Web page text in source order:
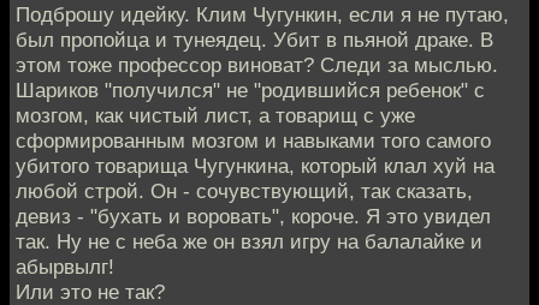
Подброшу идейку. Клим Чугункин, если я не путаю,
был пропойца и тунеядец. Убит в пьяной драке. В
этом тоже профессор виноват? Следи за мыслью.
Шариков "получился" не "родившийся ребенок" с
мозгом, как чистый лист, а товарищ с уже
сформированным мозгом и навыками того самого
убитого товарища Чугункина, который клал хуй на
любой строй. Он - сочувствующий, так сказать,
девиз - "бухать и воровать", короче. Я это увидел
так. Ну не с неба же он взял игру на балалайке и
абырвылг!
Или это не так?